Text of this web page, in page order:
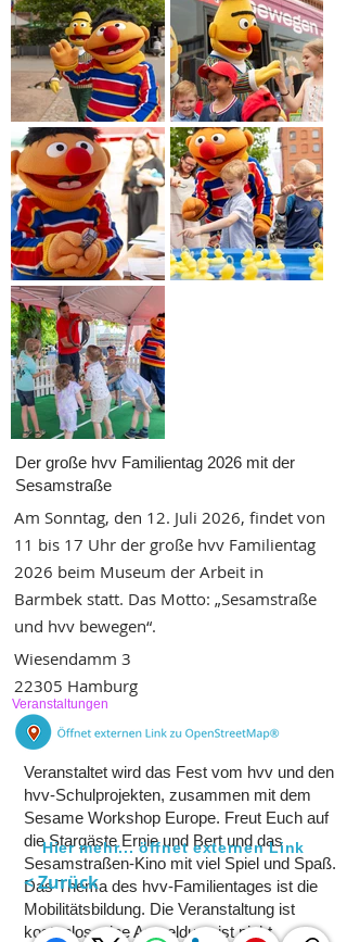
Der große hvv Familientag 2026 mit der
Sesamstraße
Am Sonntag, den 12. Juli 2026, findet von
11 bis 17 Uhr der große hvv Familientag
2026 beim Museum der Arbeit in
Barmbek statt. Das Motto: „Sesamstraße
und hvv bewegen“.
Veranstaltungen
Wiesendamm 3
22305 Hamburg
Veranstaltet wird das Fest vom hvv und den
hvv-Schulprojekten, zusammen mit dem
Sesame Workshop Europe. Freut Euch auf
die Stargäste Ernie und Bert und das
Sesamstraßen-Kino mit viel Spiel und Spaß.
Das Thema des hvv-Familientages ist die
Mobilitätsbildung. Die Veranstaltung ist
kostenlos, eine Anmeldung ist nicht
Hier mehr... öffnet externen Link
< Zurück